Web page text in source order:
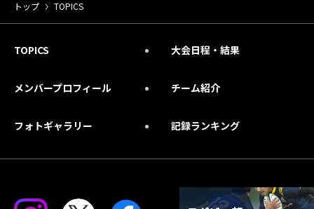
トップ TOPICS
TOPICS 大会日程・結果
メンバープロフィール チーム紹介
フォトギャラリー 記録ランキング